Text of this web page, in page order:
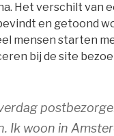
Het verschilt van
en getoond
mensen starten
bij de site
Ik woon in